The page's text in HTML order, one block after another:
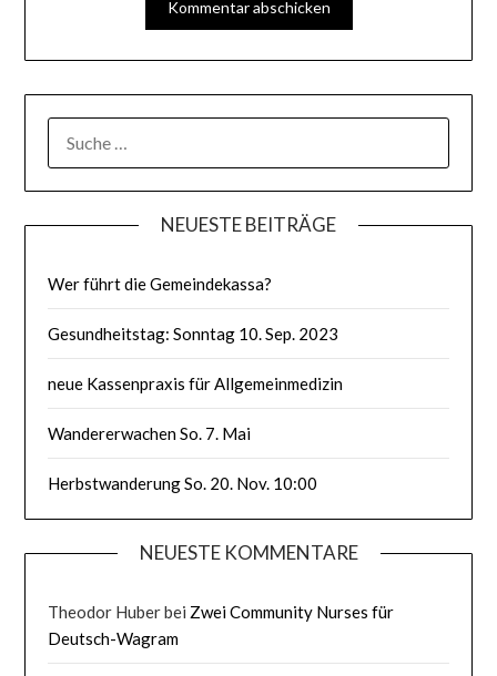
NACH:
NEUESTE BEITRÄGE
Wer führt die Gemeindekassa?
Gesundheitstag: Sonntag 10. Sep. 2023
neue Kassenpraxis für Allgemeinmedizin
Wandererwachen So. 7. Mai
Herbstwanderung So. 20. Nov. 10:00
NEUESTE KOMMENTARE
Theodor Huberbei Zwei Community Nurses für
Deutsch-Wagram